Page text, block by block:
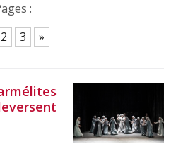
:
2 3 »